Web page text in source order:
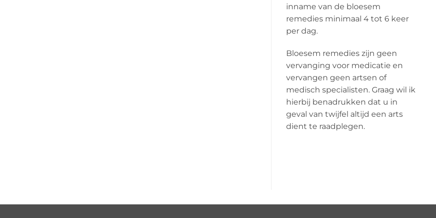
inname van de bloesem
remedies minimaal 4 tot 6 keer
per dag.
Bloesem remedies zijn geen
vervanging voor medicatie en
vervangen geen artsen of
medisch specialisten. Graag wil ik
hierbij benadrukken dat u in
geval van twijfel altijd een arts
dient te raadplegen.